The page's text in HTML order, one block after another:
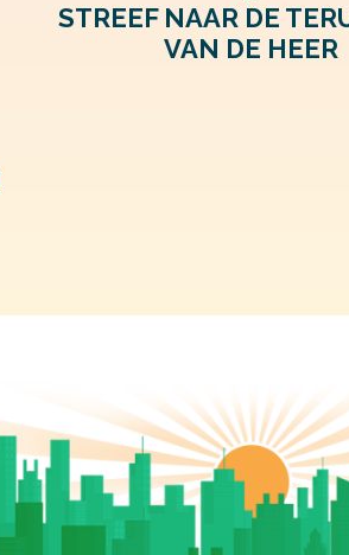
STREEF NAAR DE
VAN DE HEER